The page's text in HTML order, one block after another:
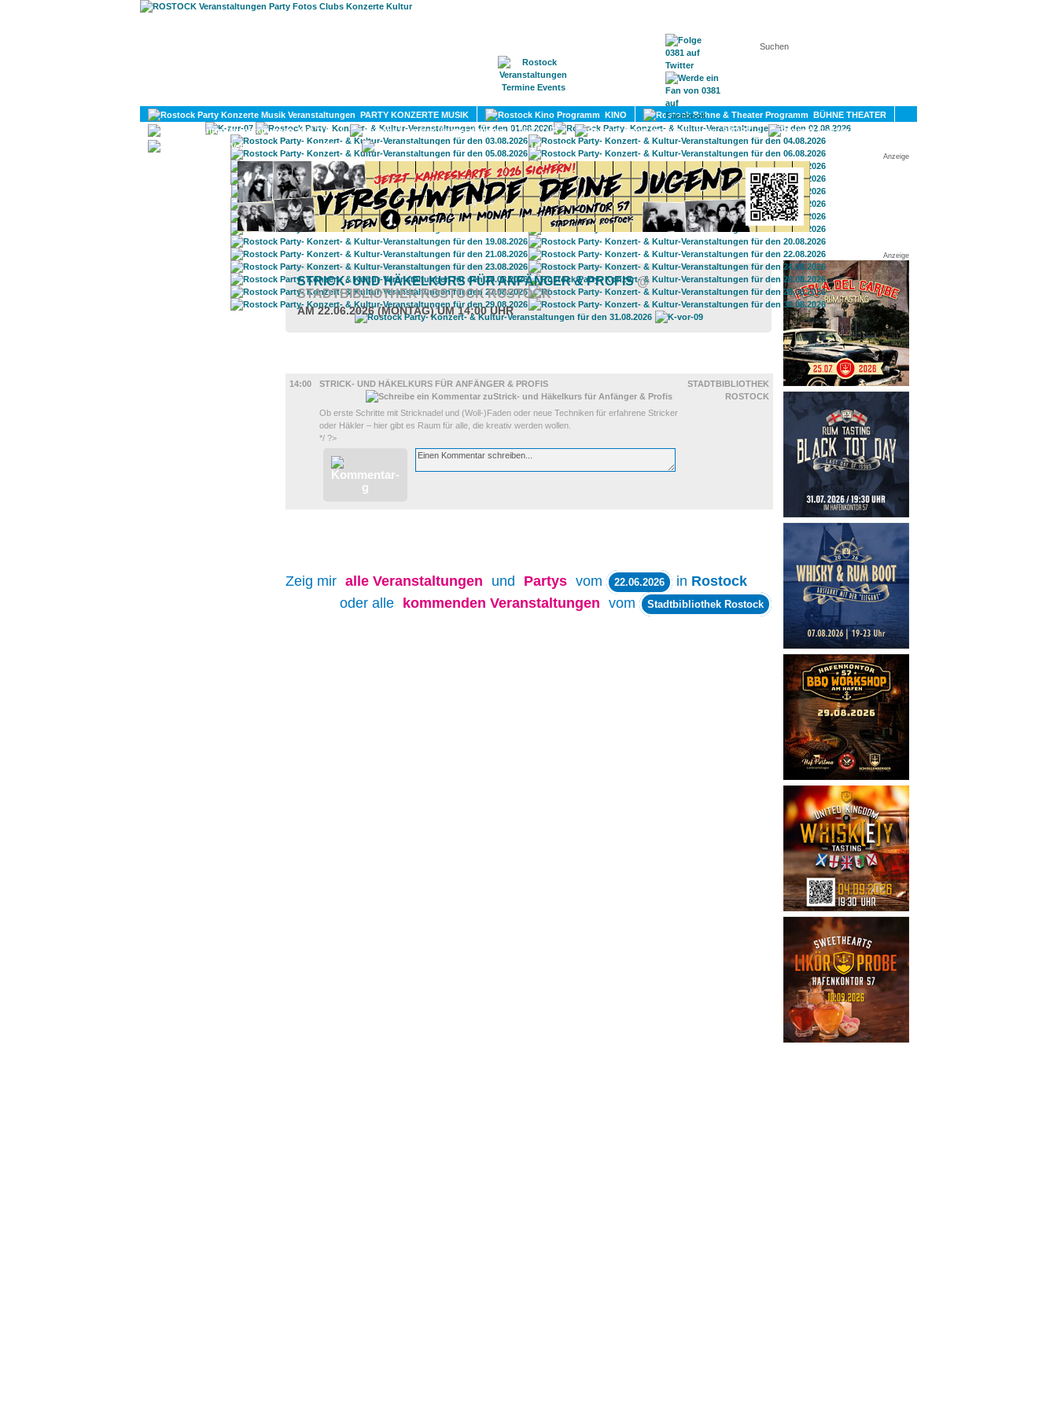
KONTAKT
PARTY KONZERTE MUSIK KINO
BÜHNE THEATER
KULTUR
LITERATUR SPORT
DIVERSES
UMLAND
Anzeige
Anzeige
STRICK- UND HÄKELKURS FÜR ANFÄNGER & PROFIS@
STADTBIBLIOTHEK ROSTOCK ROSTOCK
AM 22.06.2026 (MONTAG) UM 14:00 UHR
14:00
STRICK- UND HÄKELKURS FÜR ANFÄNGER & PROFIS
STADTBIBLIOTHEK
ROSTOCK
Ob erste Schritte mit Stricknadel und (Woll-)Faden oder neue Techniken für erfahrene Stricker
oder Häkler – hier gibt es Raum für alle, die kreativ werden wollen.
*/ ?>
Zeig mir alle Veranstaltungen und Partys vom 22.06.2026 in Rostock
oder alle
kommenden Veranstaltungen vom Stadtbibliothek Rostock